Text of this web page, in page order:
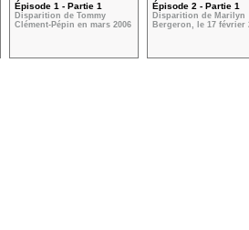
Épisode 1 - Partie 1
Disparition de Tommy
Clément-Pépin en mars 2006
Épisode 2 - Partie 1
Disparition de Marilyn
Bergeron, le 17 février